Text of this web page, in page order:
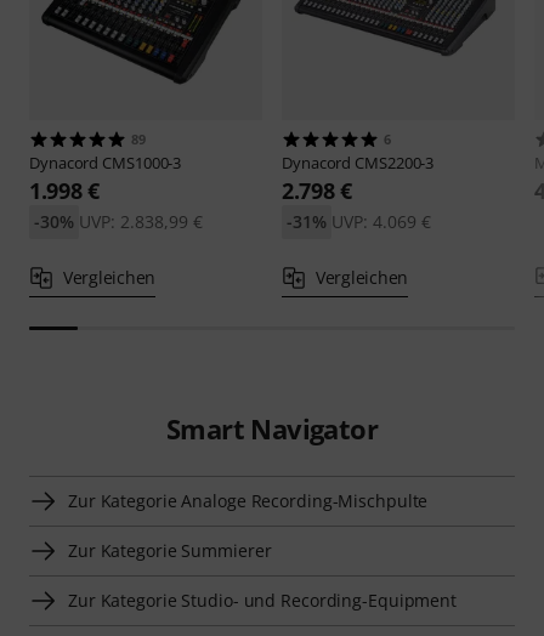
89
Dynacord CMS1000-3
1.998 €
UVP: 2.838,99 €
-30%
Vergleichen
6
Dynacord CMS2200-3
2.798 €
UVP: 4.069 €
-31%
Vergleichen
Smart Navigator
Zur Kategorie Analoge Recording-Mischpulte
Zur Kategorie Summierer
Zur Kategorie Studio- und Recording-Equipment